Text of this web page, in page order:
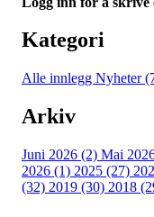
Kategori
Alle innlegg Nyheter
Arkiv
Juni 2026 (2) Mai
2026 (1) 2025 (27)
(32) 2019 (30) 2018